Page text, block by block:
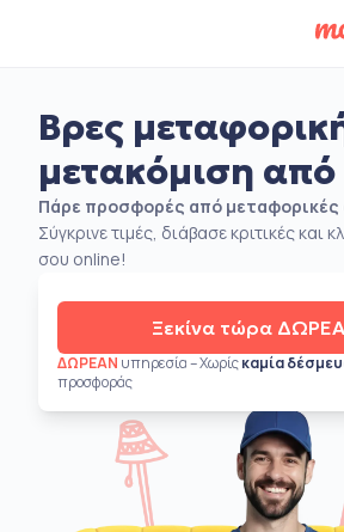
Βρες
μετακόμιση από
Πάρε προσφορές από μεταφορικές
Σύγκρινε τιμές, διάβασε κριτικές και
σου online!
Ξεκίνα τώρα
ΔΩΡΕΑΝ υπηρεσία – Χωρίςκαμία
προσφοράς